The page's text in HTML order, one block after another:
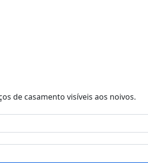
de casamento visíveis aos noivos.